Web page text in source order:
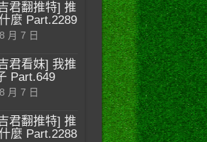
君翻推特] 推
麼 Part.2289
月 7 日
君看妹] 我推
Part.649
月 7 日
君翻推特] 推
麼 Part.2288